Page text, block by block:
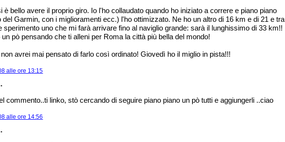
è bello avere il proprio giro. Io l'ho collaudato quando ho iniziato a correre e piano piano
del Garmin, con i miglioramenti ecc.) l'ho ottimizzato. Ne ho un altro di 16 km e di 21 e tra
sperimento uno che mi farà arrivare fino al naviglio grande: sarà il lunghissimo di 33 km!!
pò pensando che ti alleni per Roma la città più bella del mondo!
avrei mai pensato di farlo così ordinato! Giovedì ho il miglio in pista!!!
alle ore 13:15
commento..ti linko, stò cercando di seguire piano piano un pò tutti e aggiungerli ..ciao
alle ore 14:56